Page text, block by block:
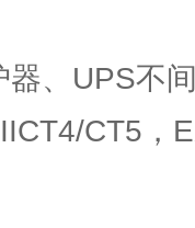
、UPS不
CT5，